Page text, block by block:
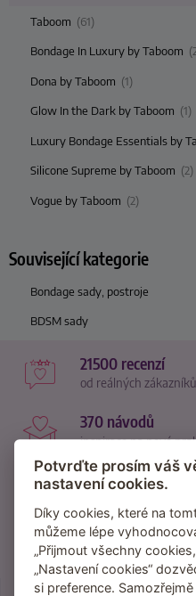
Taboom (61)
Bondage In Luxury by Taboom
Dona by Taboom (1)
Glow In the Dark by Taboom (1)
Luxury Bondage Essentials by
Silicone Supreme by Taboom (2)
Vogue by Taboom (2)
Související kategorie
Bondage sady, postroje
BDSM sady
21500 recenzí
od reálných zákazníků
370 návodů
inspirace na nové
95 % zákazníků
za 2 dny
je zásilka průměrně u
Potvrďte prosím váš
nastavení cookies.
Díky cookies, které na
můžeme lépe
„Přijmout všechny
„Nastavení cookies“
si preference.